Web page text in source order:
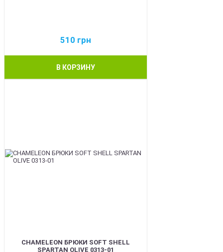
510 грн
В КОРЗИНУ
CHAMELEON БРЮКИ SOFT SHELL
SPARTAN OLIVE 0313-01